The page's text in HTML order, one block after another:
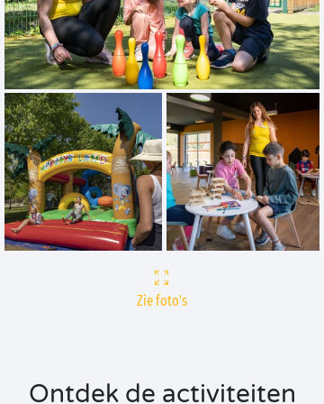
Zie foto's
Ontdek de activiteiten